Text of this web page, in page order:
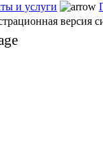
и услуги
версия